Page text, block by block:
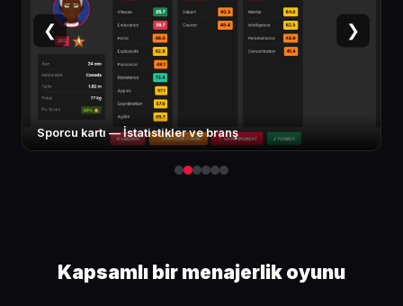
❮
Sporcu kartı — İstatistikler ve branş
❯
Kapsamlı bir menajerlik oyunu